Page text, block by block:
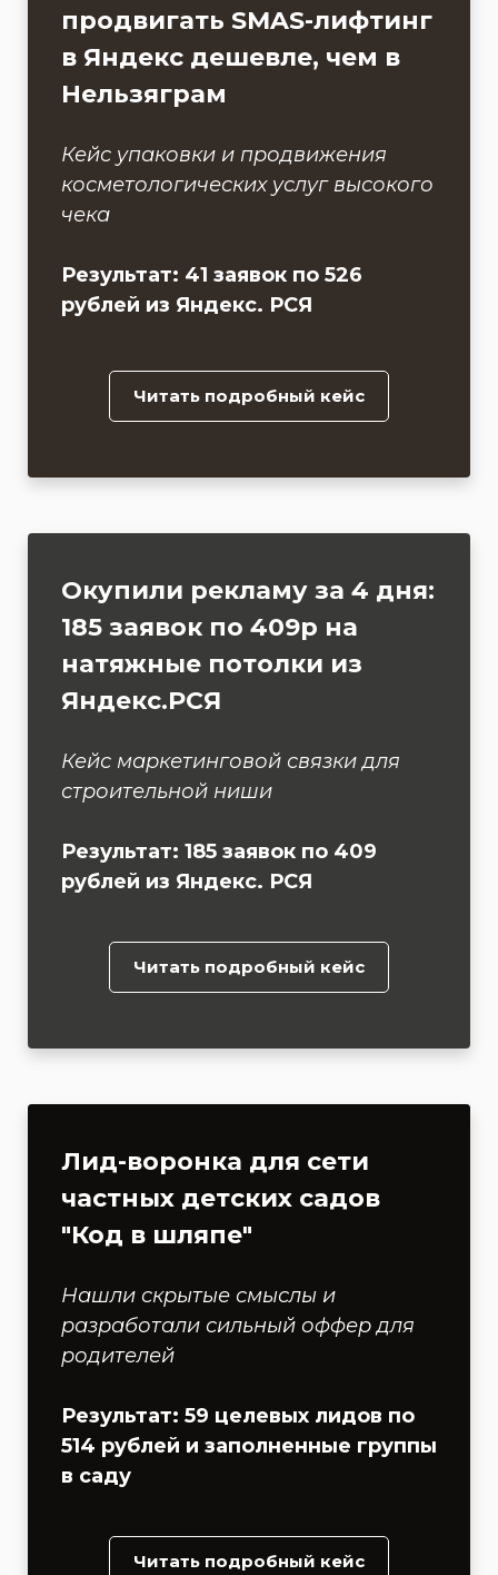
продвигать SMAS-лифтинг
в Яндекс дешевле, чем в
Нельзяграм
Кейс упаковки и продвижения
косметологических услуг высокого
чека
Результат: 41 заявок по 526
рублей из Яндекс. РСЯ
Читать подробный кейс
Окупили рекламу за 4 дня:
185 заявок по 409р на
натяжные потолки из
Яндекс.РСЯ
Кейс маркетинговой связки для
строительной ниши
Результат: 185 заявок по 409
рублей из Яндекс. РСЯ
Читать подробный кейс
Лид-воронка для сети
частных детских садов
"Код в шляпе"
Нашли скрытые смыслы и
разработали сильный оффер для
родителей
Результат: 59 целевых лидов по
514 рублей и заполненные группы
в саду
Читать подробный кейс